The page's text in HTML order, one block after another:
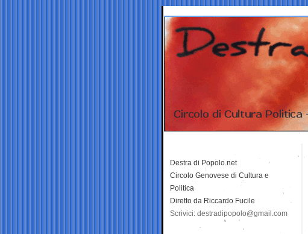
Destra di Popolo.net
Circolo Genovese di Cultura e
Politica
Diretto da Riccardo Fucile
Scrivici: destradipopolo@gmail.com